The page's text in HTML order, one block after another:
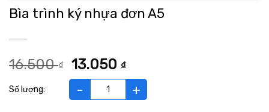
Bìa trình ký nhựa đơn A5
16.500₫
Giá
gốc
là:
13.050 ₫Giá
hiện
tại
Bìa trình ký nhựa đơn A5 số lượng